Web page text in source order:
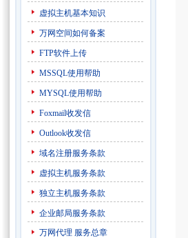
虚拟主机基本知识
万网空间如何备案
FTP软件上传
MSSQL使用帮助
MYSQL使用帮助
Foxmail收发信
Outlook收发信
域名注册服务条款
虚拟主机服务条款
独立主机服务条款
企业邮局服务条款
万网代理 服务总章